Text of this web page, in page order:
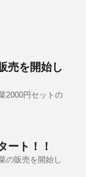
売を開始し
2000円セットの
ート！！
の販売を開始し